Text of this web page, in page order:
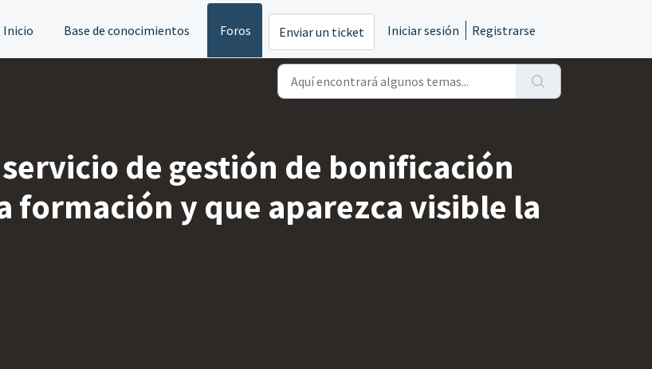
Inicio
Base de conocimientos Foros Enviar un ticket Iniciar sesión Registrarse
de gestión de bonificación
formación y que aparezca visible la